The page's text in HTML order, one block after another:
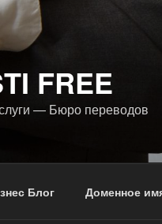
FREE
— Бюро переводов
Блог Доменное